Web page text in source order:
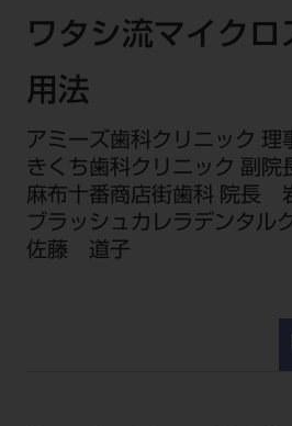
ワタシ流マイクロ
用法
アミーズ歯科クリニック
きくち歯科クリニック 副
麻布十番商店街歯科 院長
ブラッシュカレラデンタル
佐藤 道子
その他設備機器
診療用材料
IT商品
院内ネットワーク関連
DOOR/IOS/CADCAM関
ディーラー向けシステム
メーカーから探す
商品に関するお問い合わ
モリタに対するご意見・
ご開業に関するお問い合
歯科技工士
歯科助手
Webセミナー
デンタルショー
開業マニュアル
開業医インタビュー
歯科開業への道
Start Up チェック
動画セミナー アーカイブ
DENTAL OFFICE セレクショ
モリタ友の会
有料会員のご案内
勤務医会員
技工士会員
衛生士会員
学術・お役立ち情報
高齢者歯科
よくわかる高齢者歯科
始めよう訪問診療
ニュース
製品に関する重要なお知らせ
支店・営業所